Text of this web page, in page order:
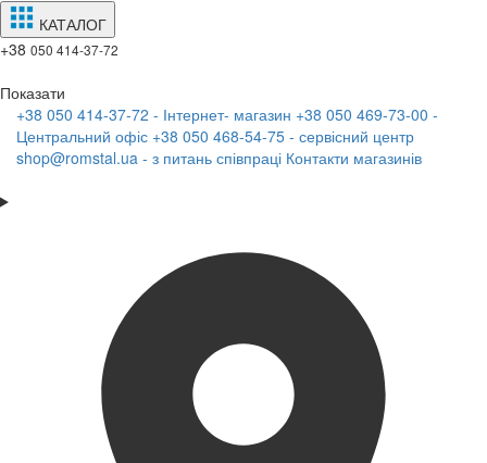
КАТАЛОГ
+38 050 414-37-72
Показати
+38 050 414-37-72 - Інтернет- магазин +38 050 469-73-00 -
Центральний офіс +38 050 468-54-75 - сервісний центр
shop@romstal.ua - з питань співпраці Контакти магазинів